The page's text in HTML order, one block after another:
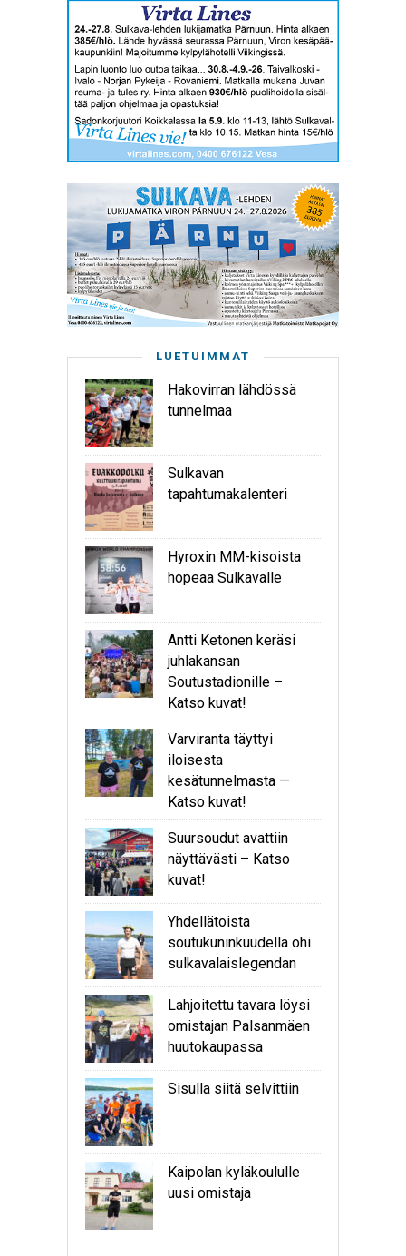
LUETUIMMAT
Hakovirran lähdössä
tunnelmaa
Sulkavan
tapahtumakalenteri
Hyroxin MM-kisoista
hopeaa Sulkavalle
Antti Ketonen keräsi
juhlakansan
Soutustadionille –
Katso kuvat!
Varviranta täyttyi
iloisesta
kesätunnelmasta —
Katso kuvat!
Suursoudut avattiin
näyttävästi – Katso
kuvat!
Yhdellätoista
soutukuninkuudella ohi
sulkavalaislegendan
Lahjoitettu tavara löysi
omistajan Palsanmäen
huutokaupassa
Sisulla siitä selvittiin
Kaipolan kyläkoululle
uusi omistaja